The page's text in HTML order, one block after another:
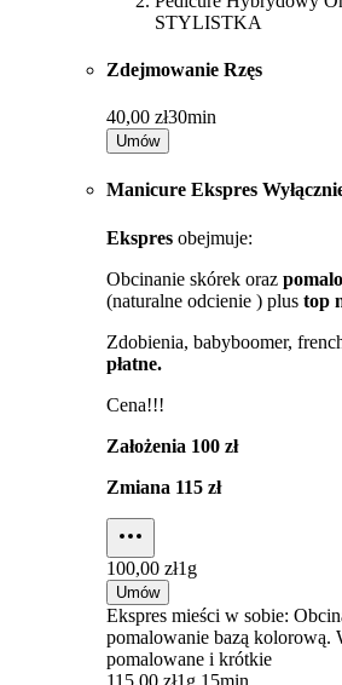
STYLISTKA
Zdejmowanie Rzęs
40,00 zł30min
Umów
Manicure Ekspres
Ekspres obejmuje:
Obcinanie skórek oraz
(naturalne odcienie ) plus top
Zdobienia, babyboomer,
płatne.
Cena!!!
Założenia 100 zł
Zmiana 115 zł
100,00 zł1g
Umów
Ekspres mieści w sobie:
pomalowanie bazą kolorową.
pomalowane i krótkie
115,00 zł1g 15min